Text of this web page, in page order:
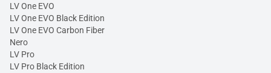
LV One EVO
LV One EVO Black Edition
LV One EVO Carbon Fiber
Nero
LV Pro
LV Pro Black Edition